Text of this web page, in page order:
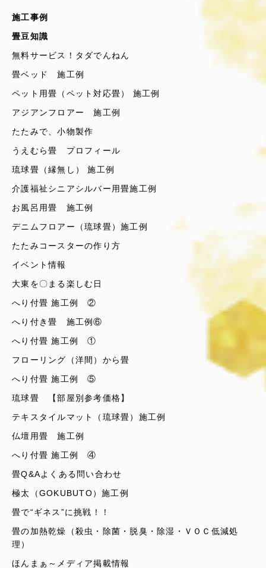
施工事例
畳豆知識
無料サービス！タダでんねん
畳ベッド 施工例
ペット用畳（ペット対応畳） 施工例
アジアンフロアー 施工例
たたみで、小物製作
うえむら畳 プロフィール
琉球畳（縁無し） 施工例
介護福祉シニアシルバー用畳施工例
お風呂用畳 施工例
デニムフロアー（琉球畳）施工例
たたみコースターの作り方
イベント情報
大東を〇まる楽しむ日
へり付畳 施工例 ②
へり付き畳 施工例⑥
へり付畳 施工例 ①
フローリング（洋間）から畳
へり付畳 施工例 ⑤
琉球畳 【部屋別参考価格】
テキスタイルマット（琉球畳）施工例
仏壇用畳 施工例
へり付畳 施工例 ④
畳Q&Aよくある問い合わせ
極太（GOKUBUTO）施工例
畳で“ギネス”に挑戦！！
畳の加熱乾燥（殺虫・除菌・脱臭・除湿・ＶＯＣ低減処
理）
ほんまぁ～メディア掲載情報